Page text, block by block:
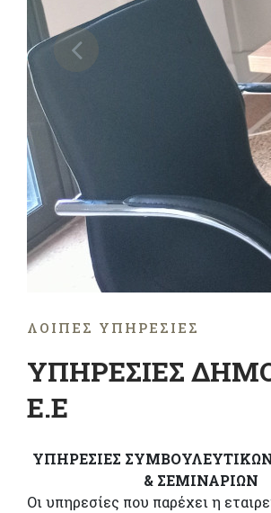
ΛΟΙΠΈΣ ΥΠΗΡΕΣΊΕΣ
ΥΠΗΡΕΣΙΕΣ
Ε.Ε
ΥΠΗΡΕΣΙΕΣ
& ΣΕΜΙΝΑΡΙΩΝ
Οι υπηρεσίες που παρέχει η